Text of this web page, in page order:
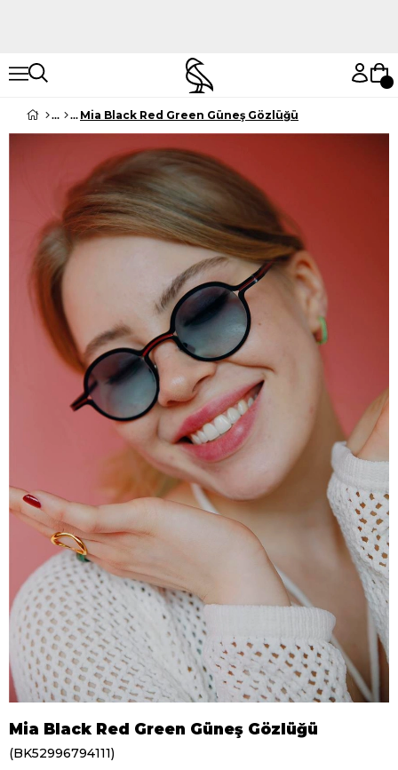
Mia Black Red Green Güneş Gözlüğü
Mia Black Red Green Güneş Gözlüğü
(BK52996794111)